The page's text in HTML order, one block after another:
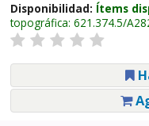
Disponibilidad: Ítems
topográfica: 621.374.5/